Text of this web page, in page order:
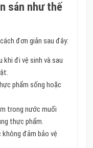
sán như thế
đơn giản sau đây:
khi đi vệ sinh và sau
phẩm sống hoặc
trong nước muối
thực phẩm.
đảm bảo vệ